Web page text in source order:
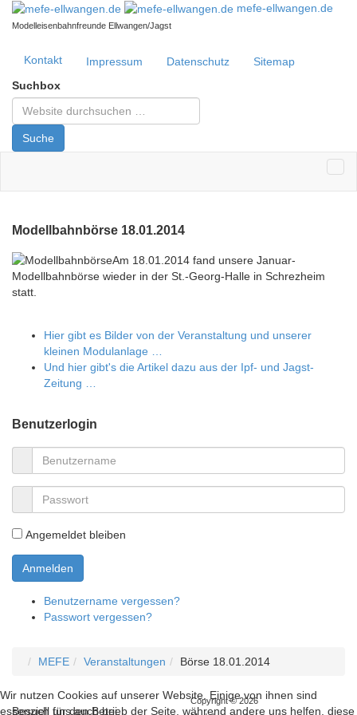
mefe-ellwangen.de
Modelleisenbahnfreunde Ellwangen/Jagst
Kontakt Impressum Datenschutz
Sitemap
Suchbox
Suche
Modellbahnbörse 18.01.2014
Am 18.01.2014 fand unsere Januar-
Modellbahnbörse wieder in der St.-Georg-Halle in Schrezheim
statt.
Hier gibt es Bilder von der Veranstaltung und unserer
kleinen Modulanlage …
Und hier gibt's die Artikel dazu aus der Ipf- und Jagst-
Zeitung …
Benutzerlogin
Angemeldet bleiben
Benutzername vergessen?
Passwort vergessen?
MEFE Veranstaltungen Börse 18.01.2014
Besuch uns auch bei:
Copyright © 2026
Wir nutzen Cookies auf unserer Website. Einige von ihnen sind
essenziell für den Betrieb der Seite, während andere uns helfen, diese